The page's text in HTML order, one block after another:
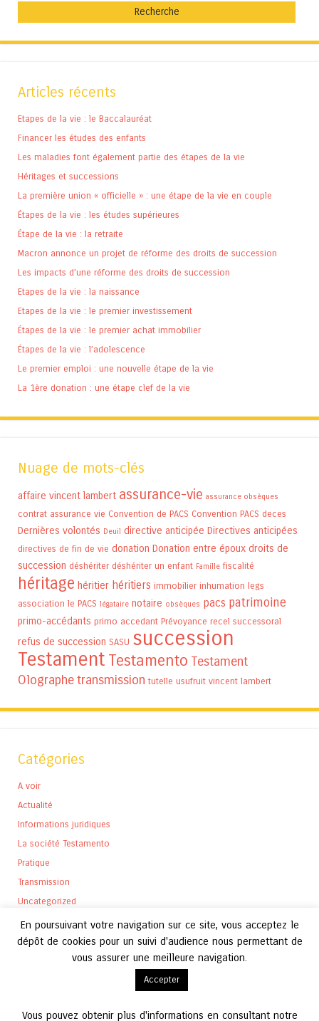
Articles récents
Etapes de la vie : le Baccalauréat
Financer les études des enfants
Les maladies font également partie des étapes de la vie
Héritages et successions
La première union « officielle » : une étape de la vie en couple
Étapes de la vie : les études supérieures
Étape de la vie : la retraite
Macron annonce un projet de réforme des droits de succession
Les impacts d’une réforme des droits de succession
Etapes de la vie : la naissance
Etapes de la vie : le premier investissement
Étapes de la vie : le premier achat immobilier
Étapes de la vie : l’adolescence
Le premier emploi : une nouvelle étape de la vie
La 1ère donation : une étape clef de la vie
Nuage de mots-clés
affaire vincent lambert assurance-vie assurance obsèques
contrat assurance vie Convention de PACS Convention PACS deces
Dernières volontés Deuil directive anticipée Directives anticipées
directives de fin de vie donation Donation entre époux droits de
succession déshériter déshériter un enfant Famille fiscalité
héritage héritier héritiers immobilier inhumation legs
association le PACS légataire notaire obsèques pacs patrimoine
primo-accédants primo accedant Prévoyance recel successoral
refus de succession SASU succession
Testament Testamento Testament
Olographetransmission tutelle usufruit vincent lambert
Catégories
A voir
Actualité
Informations juridiques
La société Testamento
Pratique
Transmission
Uncategorized
En poursuivant votre navigation sur ce site, vous acceptez le
dépôt de cookies pour un suivi d'audience nous permettant de
vous assurer une meilleure navigation.
Accepter
Vous pouvez obtenir plus d'informations en consultant notre